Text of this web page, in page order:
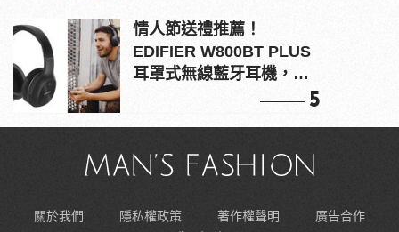
情人節送禮推薦！
EDIFIER W800BT PLUS
耳罩式無線藍牙耳機，在
5
關於我們 隱私權政策 著作權聲明
廣告合作